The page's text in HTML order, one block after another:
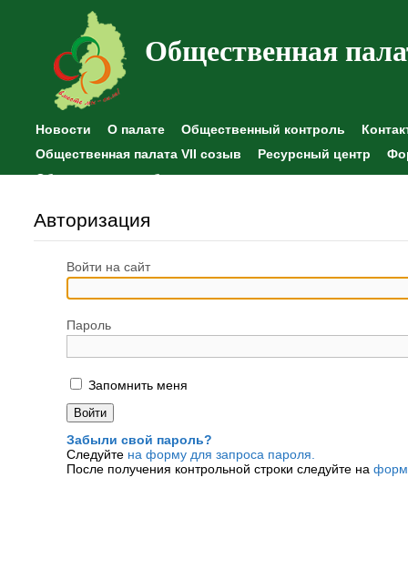
Общественная
Новости О палате Общественный контроль
Общественная палата VII созыв
Ресурсный центр
Общественные наблюдения
Авторизация
Войти на сайт
Пароль
Запомнить меня
Забыли свой пароль?
Следуйте на форму для запроса пароля.
После получения контрольной строки следуйте на